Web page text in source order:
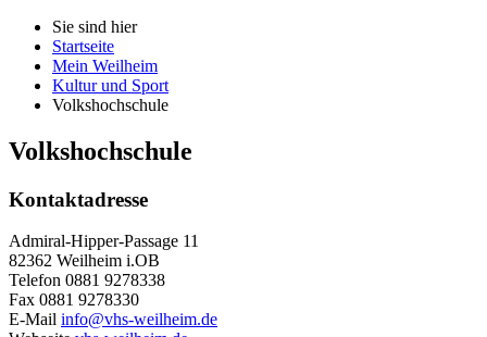
Sie sind hier
Startseite
Mein Weilheim
Kultur und Sport
Volkshochschule
Volkshochschule
Kontaktadresse
Admiral-Hipper-Passage 11
82362 Weilheim i.OB
Telefon 0881 9278338
Fax 0881 9278330
E-Mail info@vhs-weilheim.de